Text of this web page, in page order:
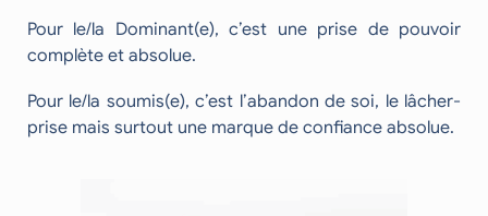
Pour le/la Dominant(e), c’est une prise de pouvoir
complète et absolue.
Pour le/la soumis(e), c’est l’abandon de soi, le lâcher-
prise mais surtout une marque de confiance absolue.